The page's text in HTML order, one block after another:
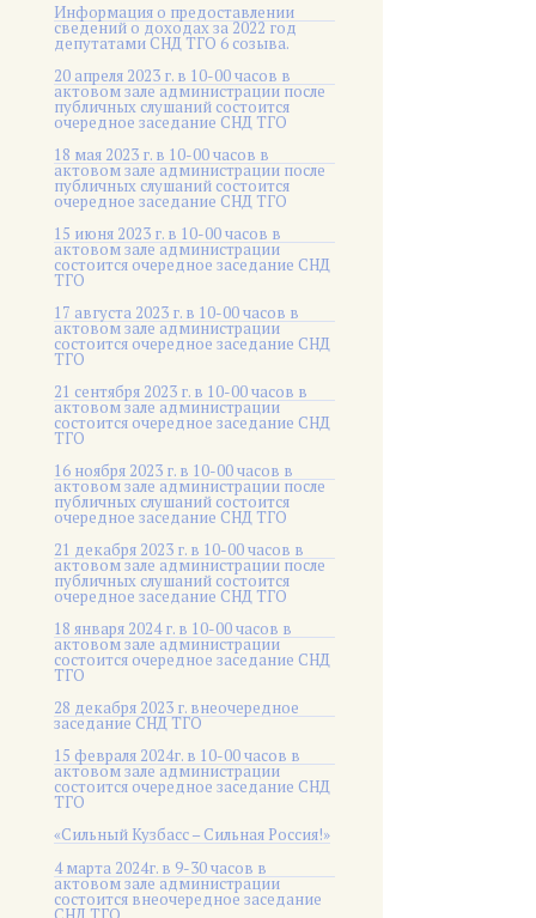
Информация о предоставлении
сведений о доходах за 2022 год
депутатами СНД ТГО 6 созыва.
20 апреля 2023 г. в 10-00 часов в
актовом зале администрации после
публичных слушаний состоится
очередное заседание СНД ТГО
18 мая 2023 г. в 10-00 часов в
актовом зале администрации после
публичных слушаний состоится
очередное заседание СНД ТГО
15 июня 2023 г. в 10-00 часов в
актовом зале администрации
состоится очередное заседание СНД
ТГО
17 августа 2023 г. в 10-00 часов в
актовом зале администрации
состоится очередное заседание СНД
ТГО
21 сентября 2023 г. в 10-00 часов в
актовом зале администрации
состоится очередное заседание СНД
ТГО
16 ноября 2023 г. в 10-00 часов в
актовом зале администрации после
публичных слушаний состоится
очередное заседание СНД ТГО
21 декабря 2023 г. в 10-00 часов в
актовом зале администрации после
публичных слушаний состоится
очередное заседание СНД ТГО
18 января 2024 г. в 10-00 часов в
актовом зале администрации
состоится очередное заседание СНД
ТГО
28 декабря 2023 г. внеочередное
заседание СНД ТГО
15 февраля 2024г. в 10-00 часов в
актовом зале администрации
состоится очередное заседание СНД
ТГО
«Сильный Кузбасс – Сильная Россия!»
4 марта 2024г. в 9-30 часов в
актовом зале администрации
состоится внеочередное заседание